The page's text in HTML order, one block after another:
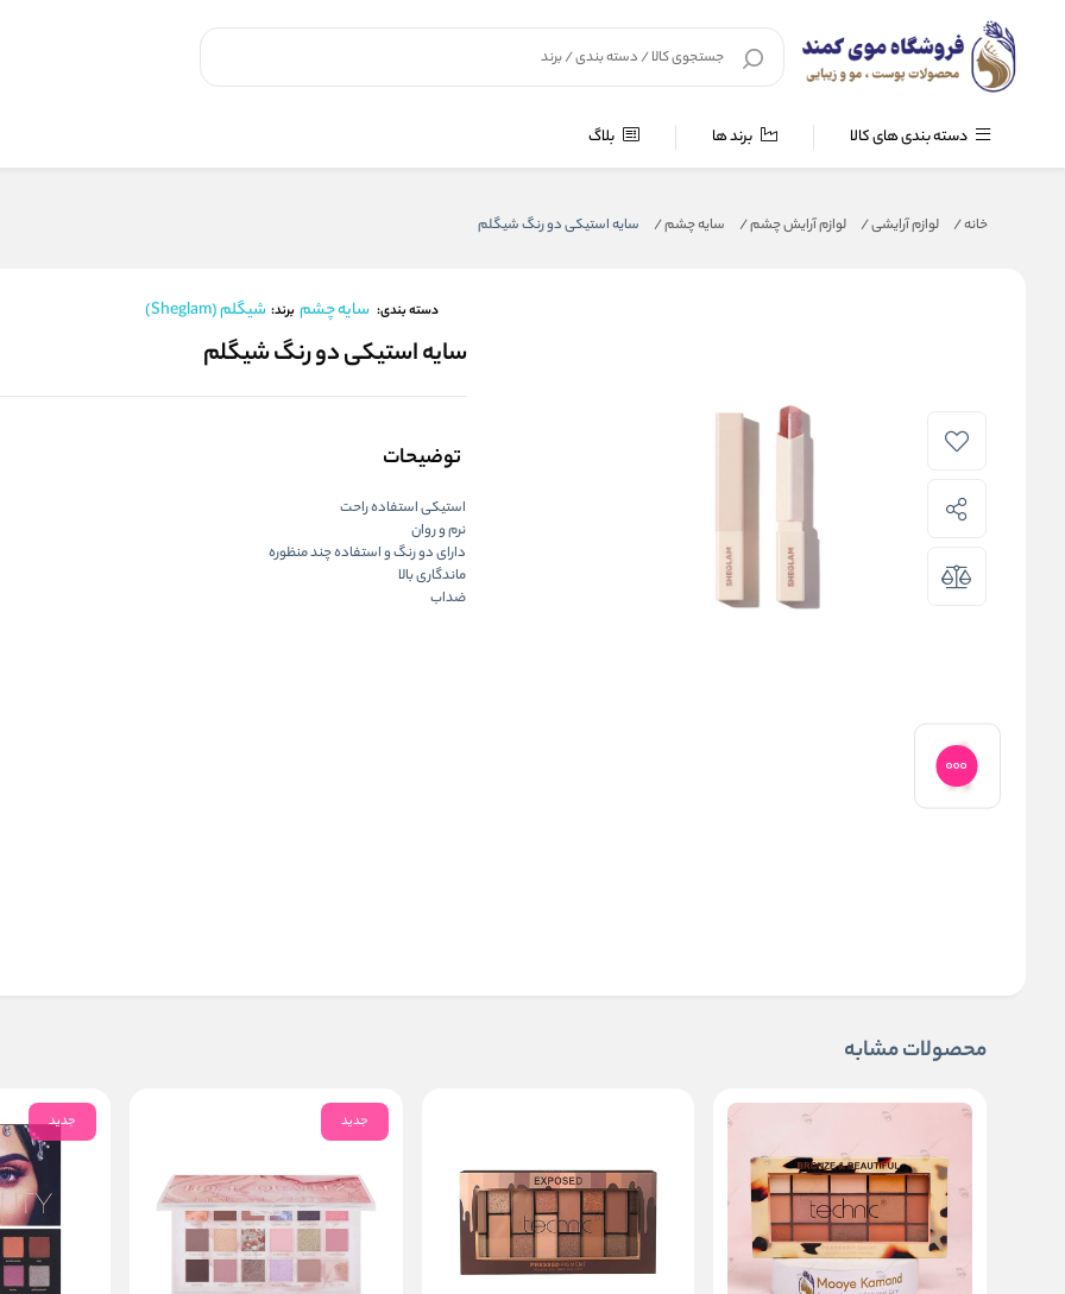
دسته بندی های کالا برند ها بلاگ
خانه/ لوازم آرایشی/ لوازم آرایش چشم/ سایه چشم/ سایه استیکی دو رنگ شیگلم
دسته بندی: سایه چشم برند: شیگلم (Sheglam)
سایه استیکی دو رنگ شیگلم
توضیحات
استیکی استفاده راحت
نرم و روان
دارای دو رنگ و استفاده چند منظوره
ماندگاری بالا
ضداب
محصولات مشابه
جدید جدید